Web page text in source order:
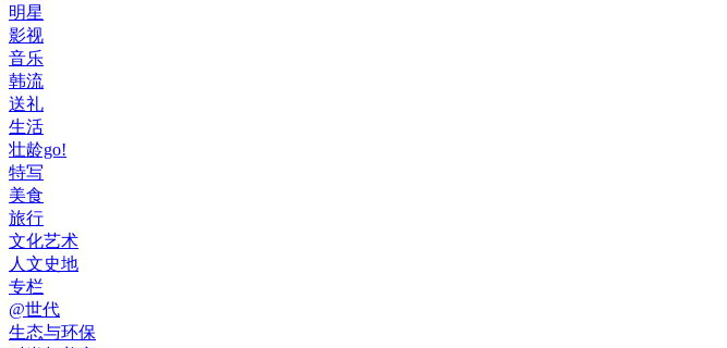
明星
影视
音乐
韩流
送礼
生活
壮龄go!
特写
美食
旅行
文化艺术
人文史地
专栏
@世代
生态与环保